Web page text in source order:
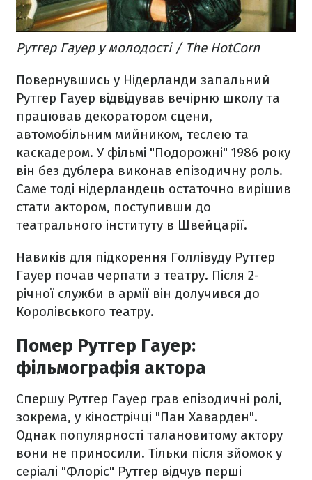
Рутгер Гауер у молодості / The HotCorn
Повернувшись у Нідерланди запальний
Рутгер Гауер відвідував вечірню школу та
працював декоратором сцени,
автомобільним мийником, теслею та
каскадером. У фільмі "Подорожні" 1986 року
він без дублера виконав епізодичну роль.
Саме тоді нідерландець остаточно вирішив
стати актором, поступивши до
театрального інституту в Швейцарії.
Навиків для підкорення Голлівуду Рутгер
Гауер почав черпати з театру. Після 2-
річної служби в армії він долучився до
Королівського театру.
Помер Рутгер Гауер:
фільмографія актора
Спершу Рутгер Гауер грав епізодичні ролі,
зокрема, у кінострічці "Пан Хаварден".
Однак популярності талановитому актору
вони не приносили. Тільки після зйомок у
серіалі "Флоріс" Рутгер відчув перші